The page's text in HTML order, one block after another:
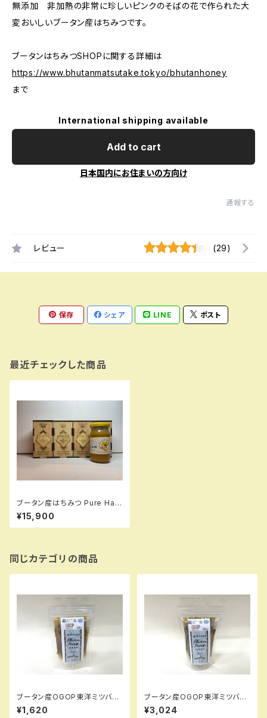
無添加 非加熱の非常に珍しいピンクのそばの花で作られた大
変おいしいブータン産はちみつです。
ブータンはちみつSHOPに関する詳細は
https://www.bhutanmatsutake.tokyo/bhutanhoney
まで
International shipping available
Add to cart
日本国内にお住まいの方向け
通報する
レビュー (29)
保存 シェア LINE ポスト
最近チェックした商品
ブータン産はちみつ Pure Hap
py Honey Buckwheat （ピン
クのそばの花）275g4瓶 セット
¥15,900
同じカテゴリの商品
ブータン産OGOP東洋ミツバチ
はちみつスティック １０
¥1,620
ブータン産OGOP東洋ミツバチ
はちみつスティック ２０
¥3,024